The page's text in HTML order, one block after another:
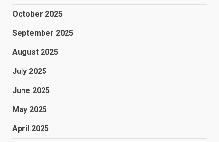
October 2025
September 2025
August 2025
July 2025
June 2025
May 2025
April 2025